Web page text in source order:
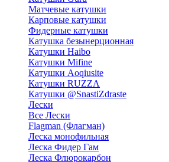
Матчевые катушки
Карповые катушки
Фидерные катушки
Катушка безынерционная
Катушки Haibo
Катушки Mifine
Катушки Aoqiusite
Катушки RUZZA
Катушки @SnastiZdraste
Лески
Все Лески
Flagman (Флагман)
Леска монофильная
Леска Фидер Гам
Леска Флюрокарбон